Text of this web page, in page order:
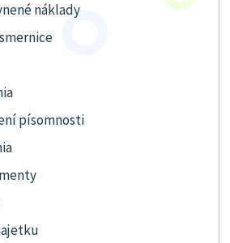
náklady
písomnosti